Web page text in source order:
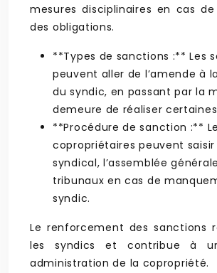
mesures disciplinaires en cas
des obligations.
**Types de sanctions :** Les
peuvent aller de l’amende à
du syndic, en passant par la
demeure de réaliser
**Procédure de sanction :**
copropriétaires peuvent saisir
syndical, l’assemblée
tribunaux en cas de
syndic.
Le renforcement des sanctions
les syndics et contribue à
administration de la copropriété.